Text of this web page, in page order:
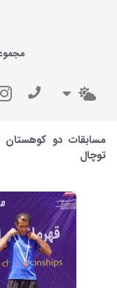
مسابقات دو کوهستان
توچال